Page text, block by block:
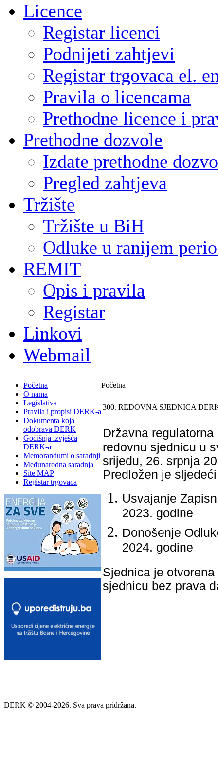
Licence
Registar licenci
Podnijeti zahtjevi
Registar trgovaca el.
Pravila o licencama
Prethodne licence i
Prethodne dozvole
Izdate prethodne
Pregled zahtjeva
Tržište
Tržište u BiH
Odluke u ranijem
REMIT
Opis i pravila
Registar
Linkovi
Webmail
Početna
O nama
Legislativa
Pravila i propisi DERK-a
Dokumenta koja
odobrava DERK
Godišnja izvješća
DERK-a
Memorandumi o saradnji
Međunarodna saradnja
Site MAP
Registar trgovaca
Početna
300. REDOVNA SJEDNICA
Državna
redovnu sjednicu u
srijedu, 26. srpnja
Predložen je
Usvajanje
2023. godine
Donošenje
2024. godine
Sjednica je
sjednicu bez prava
DERK © 2004-2026. Sva prava pridržana.